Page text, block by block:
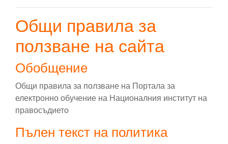
Общи правила за
ползване на сайта
Обобщение
Общи правила за ползване на Портала за
електронно обучение на Националния институт на
правосъдието
Пълен текст на политика